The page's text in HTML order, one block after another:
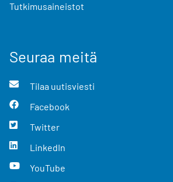
Tutkimusaineistot
Seuraa meitä
Tilaa uutisviesti
Facebook
Twitter
LinkedIn
YouTube